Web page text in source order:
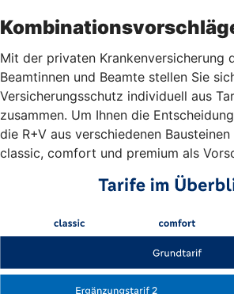
Mit der privaten Krankenversicherung
Beamtinnen und Beamte stellen Sie
Versicherungsschutz individuell aus
zusammen. Um Ihnen die
die R+V aus verschiedenen
classic, comfort und premium als